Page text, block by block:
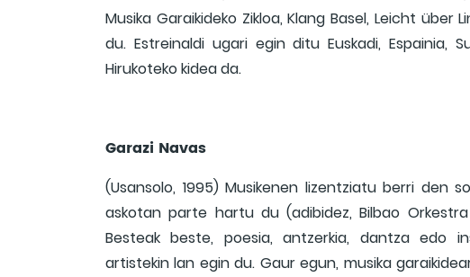
Musika Garaikideko Zikloa, Klang Basel, Leicht
du. Estreinaldi ugari egin ditu Euskadi,
Hirukoteko kidea da.
Garazi Navas
(Usansolo, 1995) Musikenen lizentziatu berri den
askotan parte hartu du (adibidez, Bilbao
Besteak beste, poesia, antzerkia, dantza edo
artistekin lan egin du. Gaur egun, musika